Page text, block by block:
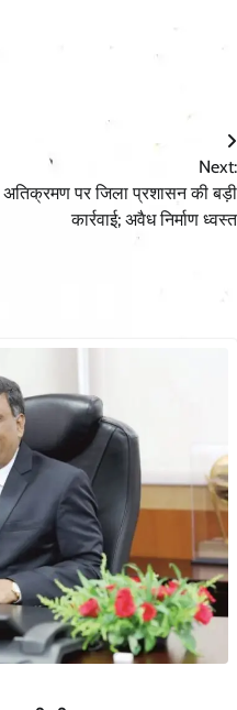
Next:
अतिक्रमण पर जिला प्रशासन की बड़ी
कार्रवाई; अवैध निर्माण ध्वस्त